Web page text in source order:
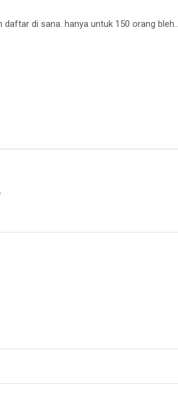
di sana. hanya untuk 150 orang bleh..